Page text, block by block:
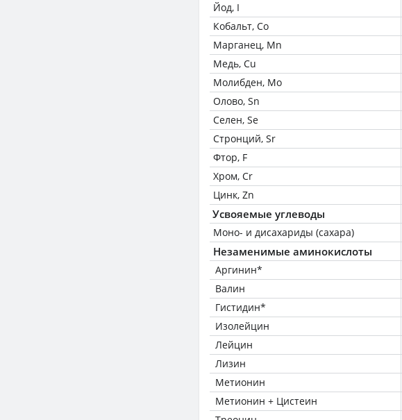
Йод, I
Кобальт, Co
Марганец, Mn
Медь, Cu
Молибден, Mo
Олово, Sn
Селен, Se
Стронций, Sr
Фтор, F
Хром, Cr
Цинк, Zn
Усвояемые углеводы
Моно- и дисахариды (сахара)
Незаменимые аминокислоты
Аргинин*
Валин
Гистидин*
Изолейцин
Лейцин
Лизин
Метионин
Метионин + Цистеин